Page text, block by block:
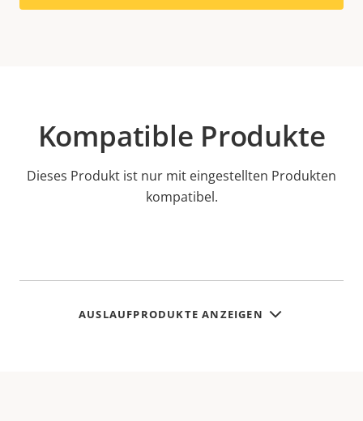
Kompatible Produkte
Dieses Produkt ist nur mit eingestellten Produkten
kompatibel.
AUSLAUFPRODUKTE ANZEIGEN